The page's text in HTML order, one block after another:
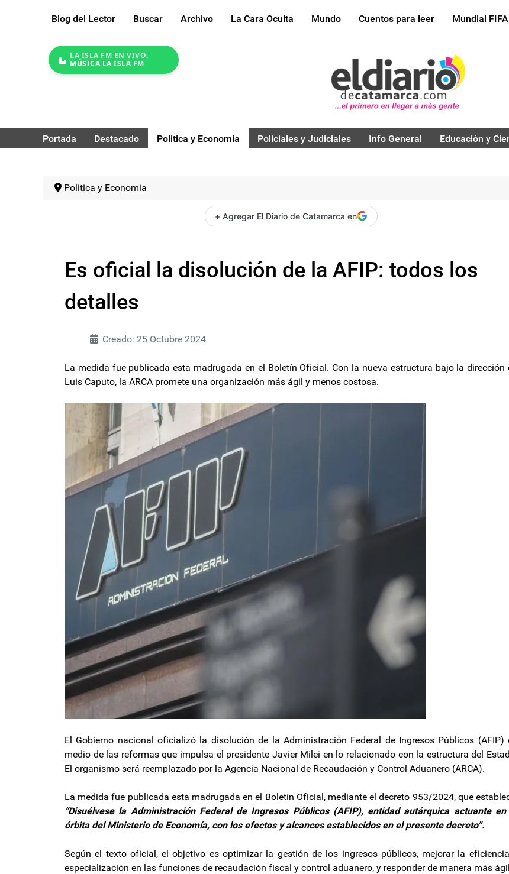
Blog del Lector Buscar Archivo La Cara Oculta Mundo Cuentos para leer Mundial FIFA
LA ISLA FM EN VIVO:
MÚSICA LA ISLA FM
Portada Destacado Politica y Economia Policiales y Judiciales Info General Educación y
Politica y Economia
+ Agregar El Diario de Catamarca en
Es oficial la disolución de la AFIP: todos los
detalles
Creado: 25 Octubre 2024
La medida fue publicada esta madrugada en el Boletín Oficial. Con la nueva estructura bajo la dirección
Luis Caputo, la ARCA promete una organización más ágil y menos costosa.
El Gobierno nacional oficializó la disolución de la Administración Federal de Ingresos Públicos (AFIP)
medio de las reformas que impulsa el presidente Javier Milei en lo relacionado con la estructura del
El organismo será reemplazado por la Agencia Nacional de Recaudación y Control Aduanero (ARCA).
La medida fue publicada esta madrugada en el Boletín Oficial, mediante el decreto 953/2024, que
“Disuélvese la Administración Federal de Ingresos Públicos (AFIP), entidad autárquica actuante
órbita del Ministerio de Economía, con los efectos y alcances establecidos en el presente decreto”.
Según el texto oficial, el objetivo es optimizar la gestión de los ingresos públicos, mejorar la
especialización en las funciones de recaudación fiscal y control aduanero, y responder de manera más